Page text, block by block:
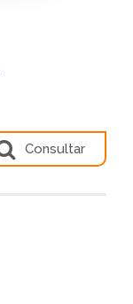
Consultar